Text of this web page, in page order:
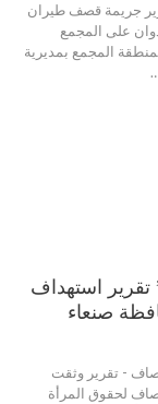
جريمة قصف طيران
على المجمع
المجمع بمديرية
استهداف
صنعاء
- تقرير وثقت
لحقوق المرأة